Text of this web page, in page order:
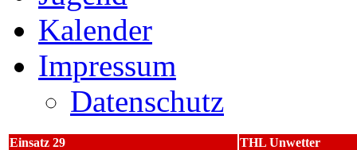
Kalender
Impressum
Datenschutz
Einsatz 29
THL Unwetter